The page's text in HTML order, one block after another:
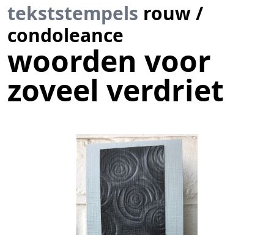
tekststempels rouw /
condoleance
woorden voor
zoveel verdriet